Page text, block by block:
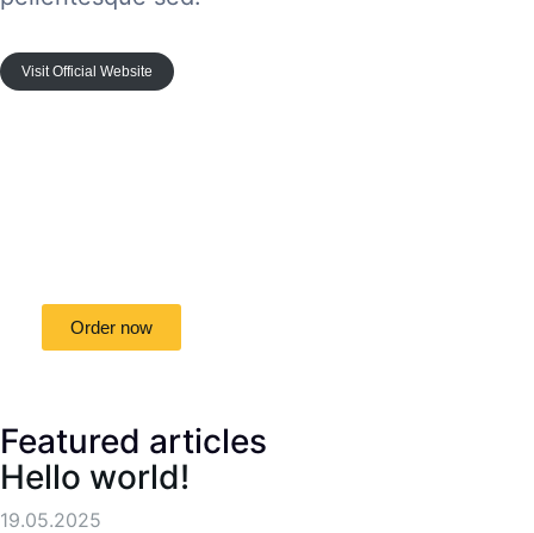
Visit Official Website
Order now
Featured articles
Hello world!
19.05.2025